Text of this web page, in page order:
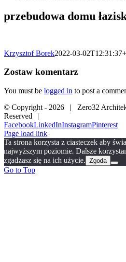
przebudowa domu
Krzysztof Borek2022-03-
Zostaw komentarz
You must be logged in to post a
© Copyright - 2026 | Zero32
Reserved |
FacebookLinkedInInstagramPinterest
Page load link
Ta strona korzysta z ciasteczek aby
najwyższym poziomie. Dalsze
zgadzasz się na ich użycie. Zgoda
Go to Top